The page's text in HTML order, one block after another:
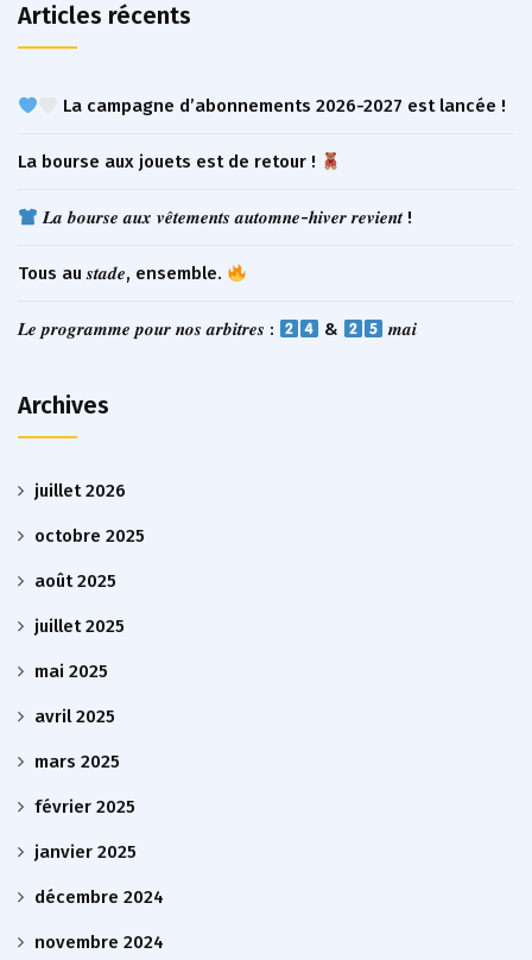
Articles récents
La campagne d’abonnements 2026-2027 est lancée !
La bourse aux jouets est de retour !
𝑳𝒂 𝒃𝒐𝒖𝒓𝒔𝒆 𝒂𝒖𝒙 𝒗𝒆̂𝒕𝒆𝒎𝒆𝒏𝒕𝒔 𝒂𝒖𝒕𝒐𝒎𝒏𝒆-𝒉𝒊𝒗𝒆𝒓 𝒓𝒆𝒗𝒊𝒆𝒏𝒕 !
Tous au 𝒔𝒕𝒂𝒅𝒆, ensemble.
𝑳𝒆 𝒑𝒓𝒐𝒈𝒓𝒂𝒎𝒎𝒆 𝒑𝒐𝒖𝒓 𝒏𝒐𝒔 𝒂𝒓𝒃𝒊𝒕𝒓𝒆𝒔 : & 𝒎𝒂𝒊
Archives
juillet 2026
octobre 2025
août 2025
juillet 2025
mai 2025
avril 2025
mars 2025
février 2025
janvier 2025
décembre 2024
novembre 2024